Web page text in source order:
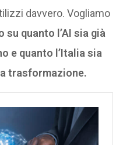
davvero. Vogliamo
quanto l’AI sia già
e quanto l’Italia sia
trasformazione.